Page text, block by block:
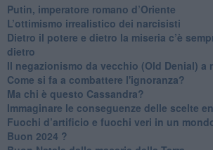
Putin, imperatore romano d’Oriente
​L’ottimismo irrealistico dei narcisisti
​Dietro il potere e dietro la miseria c’è
dietro
Il negazionismo da vecchio (Old Denial) a
Come si fa a combattere l'ignoranza?
Ma chi è questo Cassandra?
Immaginare le conseguenze delle scelte
​Fuochi d’artificio e fuochi veri in un
Buon 2024 ?